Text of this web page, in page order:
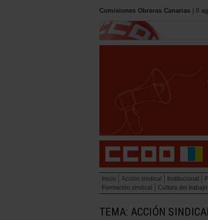
Comisiones Obreras Canarias | 8
Inicio Acción sindical Institucional
Formación sindical
Cultura del
TEMA: ACCIÓN